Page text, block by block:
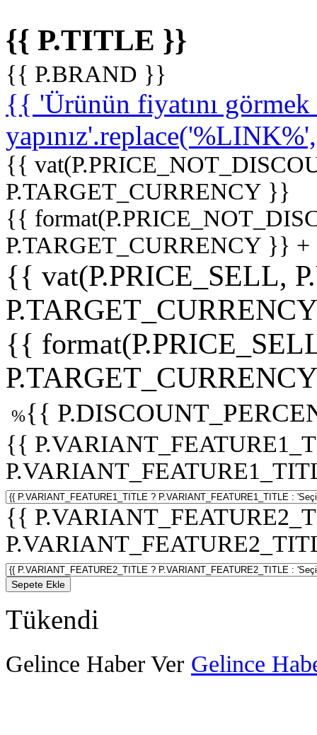
{{ P.TITLE }}
{{ P.BRAND }}
{{ 'Ürünün fiyatını
{{
P.TARGET_CURRENCY }}
{{
P.TARGET_CURRENCY }}
{{ vat(P.PRICE_SELL,
{{
%{{
{{
{{
Sepete Ekle
Tükendi
Gelince Haber Ver Gelince